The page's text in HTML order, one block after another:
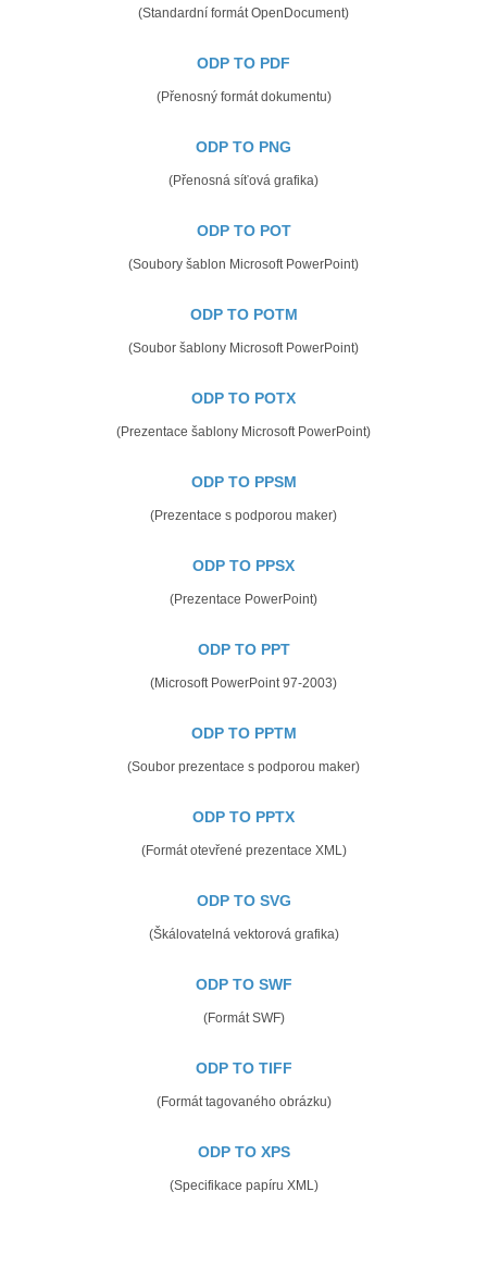
(Standardní formát OpenDocument)
ODP TO PDF
(Přenosný formát dokumentu)
ODP TO PNG
(Přenosná síťová grafika)
ODP TO POT
(Soubory šablon Microsoft PowerPoint)
ODP TO POTM
(Soubor šablony Microsoft PowerPoint)
ODP TO POTX
(Prezentace šablony Microsoft PowerPoint)
ODP TO PPSM
(Prezentace s podporou maker)
ODP TO PPSX
(Prezentace PowerPoint)
ODP TO PPT
(Microsoft PowerPoint 97-2003)
ODP TO PPTM
(Soubor prezentace s podporou maker)
ODP TO PPTX
(Formát otevřené prezentace XML)
ODP TO SVG
(Škálovatelná vektorová grafika)
ODP TO SWF
(Formát SWF)
ODP TO TIFF
(Formát tagovaného obrázku)
ODP TO XPS
(Specifikace papíru XML)